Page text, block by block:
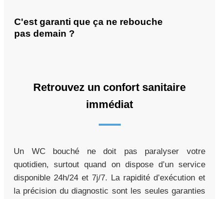
C'est garanti que ça ne rebouche
pas demain ?
Retrouvez un confort sanitaire
immédiat
Un WC bouché ne doit pas paralyser votre
quotidien, surtout quand on dispose d’un service
disponible 24h/24 et 7j/7. La rapidité d’exécution et
la précision du diagnostic sont les seules garanties